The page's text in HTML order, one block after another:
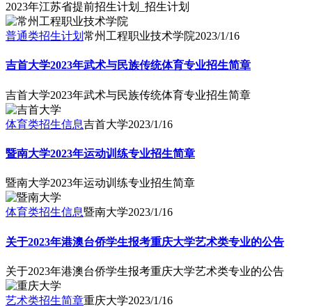
2023年江苏省提前招生计划_招生计划
普通类招生计划 常州工程职业技术学院2023/1/16
吉首大学2023年武术与民族传统体育专业招生简章
吉首大学2023年武术与民族传统体育专业招生简章
体育类招生信息吉首大学2023/1/16
暨南大学2023年运动训练专业招生简章
暨南大学2023年运动训练专业招生简章
体育类招生信息暨南大学2023/1/16
关于2023年港澳台侨学生报考重庆大学艺术类专业的公告
关于2023年港澳台侨学生报考重庆大学艺术类专业的公告
艺术类招生简章重庆大学2023/1/16